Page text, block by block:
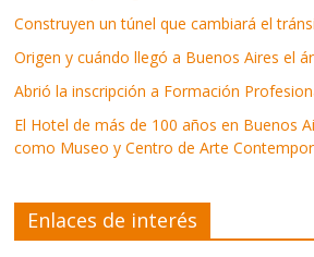
Construyen un túnel que cambiará el
Origen y cuándo llegó a Buenos Aires el
Abrió la inscripción a Formación
El Hotel de más de 100 años en Buenos
como Museo y Centro de Arte
Enlaces de interés